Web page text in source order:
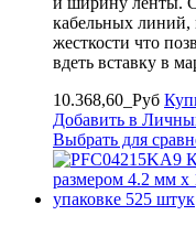
кабельных линий,
жесткости что
вдеть вставку в
10.368,60_Руб
Добавить в
Выбрать для